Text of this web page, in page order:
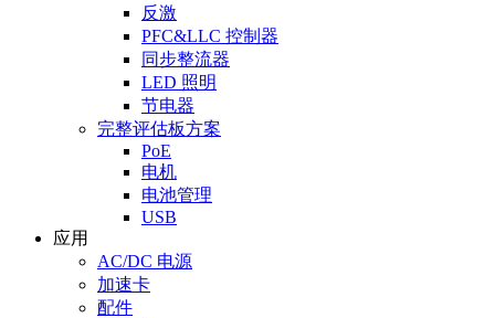
反激
PFC&LLC 控制器
同步整流器
LED 照明
节电器
完整评估板方案
PoE
电机
电池管理
USB
应用
AC/DC 电源
加速卡
配件